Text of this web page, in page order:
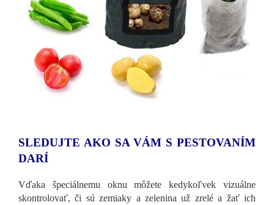
SLEDUJTE AKO SA VÁM S PESTOVANÍM
DARÍ
Vďaka špeciálnemu oknu môžete kedykoľvek vizuálne
skontrolovať, či sú zemiaky a zelenina už zrelé a žať ich